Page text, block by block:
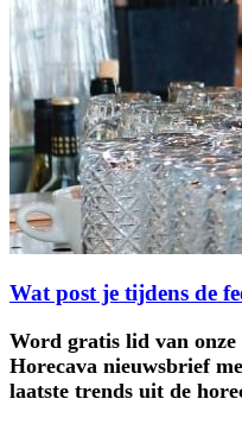
Wat post je tijdens de
Word gratis lid van
Horecava nieuwsbrief
laatste trends uit de